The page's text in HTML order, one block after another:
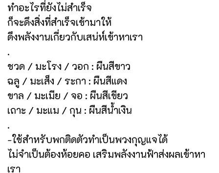
ทำอะไรที่ยังไม่สำเร็จ
ก็จะดึงสิ่งที่สำเร็จเข้ามาให้
ดึงพลังงานเกี่ยวกับเสน่ห์เข้าหาเรา
.
ชวด / มะโรง / วอก : ผืนสีขาว
ฉลู / มะเส็ง / ระกา : ผืนสีแดง
ขาล / มะเมีย / จอ : ผืนสีเขียว
เถาะ / มะแม / กุน : ผืนสีน้ำเงิน
.
-ใช้สำหรับพกติดตัวทำเป็นพวงกุญแจได้
ไม่จำเป็นต้องห้อยคอ เสริมพลังงานฟ้าส่งผลเข้าหา
เรา